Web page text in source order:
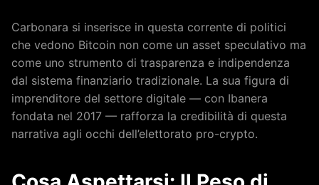
Carbonara si inserisce in questa corrente di politici
che vedono Bitcoin non come un asset speculativo ma
come uno strumento di trasparenza e indipendenza
dal sistema finanziario tradizionale. La sua figura di
imprenditore del settore digitale — con Ibanera
fondata nel 2017 — rafforza la credibilità di questa
narrativa agli occhi dell’elettorato pro-crypto.